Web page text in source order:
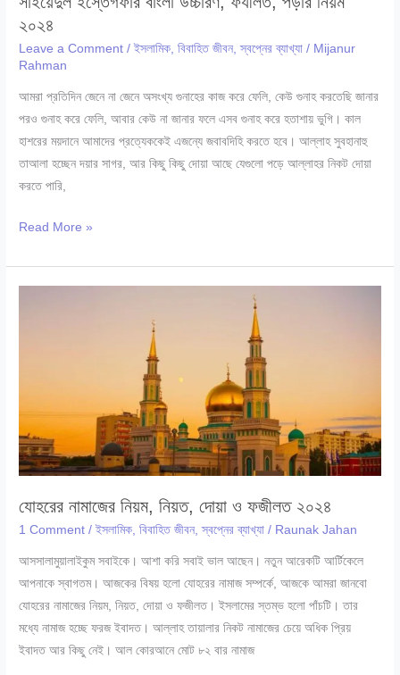
২০২৪
Leave a Comment /ইসলামিক ,বিবাহিত জীবন ,স্বপ্নের ব্যাখ্যা / Mijanur
Rahman
আমরা প্রতিদিন জেনে না জেনে অসংখ্য গুনাহের কাজ করে ফেলি, কেউ গুনাহ করতেছি জানার
পরও গুনাহ করে ফেলি, আবার কেউ না জানার ফলে এসব গুনাহ করে হতাশায় ভুগি। কাল
হাশরের ময়দানে আমাদের প্রত্যেককেই এজন্যে জবাবদিহি করতে হবে। আল্লাহ সুবহানাহু
তাআলা হচ্ছেন দয়ার সাগর, আর কিছু কিছু দোয়া আছে যেগুলো পড়ে আল্লাহর নিকট দোয়া
করতে পারি,
সাইয়েদুল
বাংলা
Read More »
যোহরের নামাজের নিয়ম, নিয়ত, দোয়া ও ফজীলত ২০২৪
1 Comment /ইসলামিক ,বিবাহিত জীবন ,স্বপ্নের ব্যাখ্যা / Raunak Jahan
আসসালামুয়ালাইকুম সবাইকে। আশা করি সবাই ভাল আছেন। নতুন আরেকটি আর্টিকেলে
আপনাকে স্বাগতম। আজকের বিষয় হলো যোহরের নামাজ সম্পর্কে, আজকে আমরা জানবো
যোহরের নামাজের নিয়ম, নিয়ত, দোয়া ও ফজীলত। ইসলামের স্তম্ভ হলো পাঁচটি। তার
মধ্যে নামাজ হচ্ছে ফরজ ইবাদত। আল্লাহ তায়ালার নিকট নামাজের চেয়ে অধিক প্রিয়
ইবাদত আর কিছু নেই। আল কোরআনে মোট ৮২ বার নামাজ